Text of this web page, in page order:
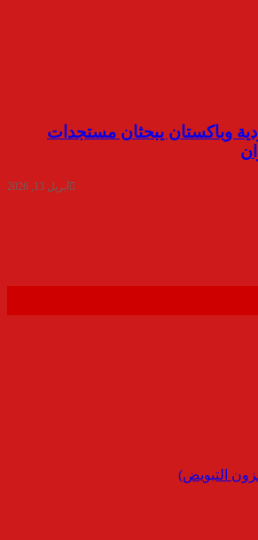
وباكستان يبحثان مستجدات
أبريل 13, 2026
التبويض)